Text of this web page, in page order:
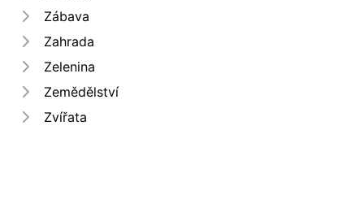
Zábava
Zahrada
Zelenina
Zemědělství
Zvířata